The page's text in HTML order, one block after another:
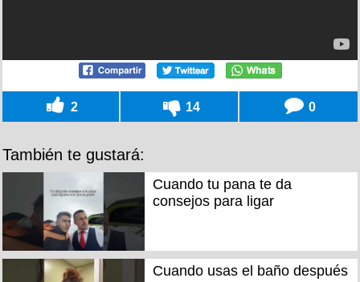
2 14 0
También te gustará:
Cuando tu pana te da
consejos para ligar
Cuando usas el baño después